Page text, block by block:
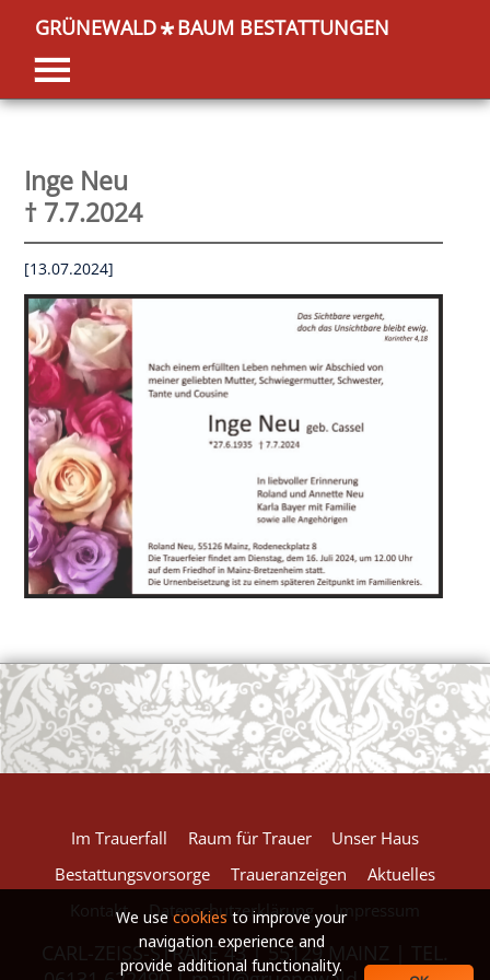
We use cookies to improve your
navigation experience and
provide additional functionality.
OK
European Commission | Cookies Policy
powered by WPCookiePro
GRÜNEWALD*BAUM BESTATTUNGEN
Inge Neu
† 7.7.2024
[13.07.2024]
Im Trauerfall Raum für Trauer
Unser Haus
Bestattungsvorsorge
Traueranzeigen
Aktuelles
Kontakt
Datenschutzerklärung Impressum
CARL-ZEISS-STRAßE 43 | 55129 MAINZ | TEL.